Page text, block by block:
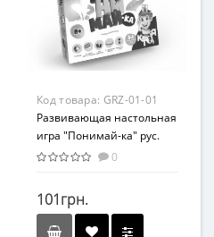
От 5-ти лет
Материал
Картон
Код товара: GRZ-01-01
Развивающая настольная
игра "Понимай-ка" рус.
GRZ-01-01
0
101грн.